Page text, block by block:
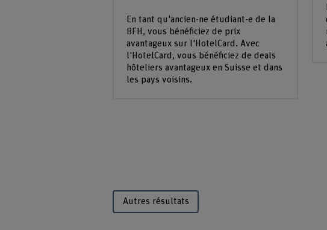
En tant qu'ancien-ne étudiant-e de la
BFH, vous bénéficiez de prix
avantageux sur l'HotelCard. Avec
l'HotelCard, vous bénéficiez de deals
hôteliers avantageux en Suisse et dans
les pays voisins.
Autres résultats